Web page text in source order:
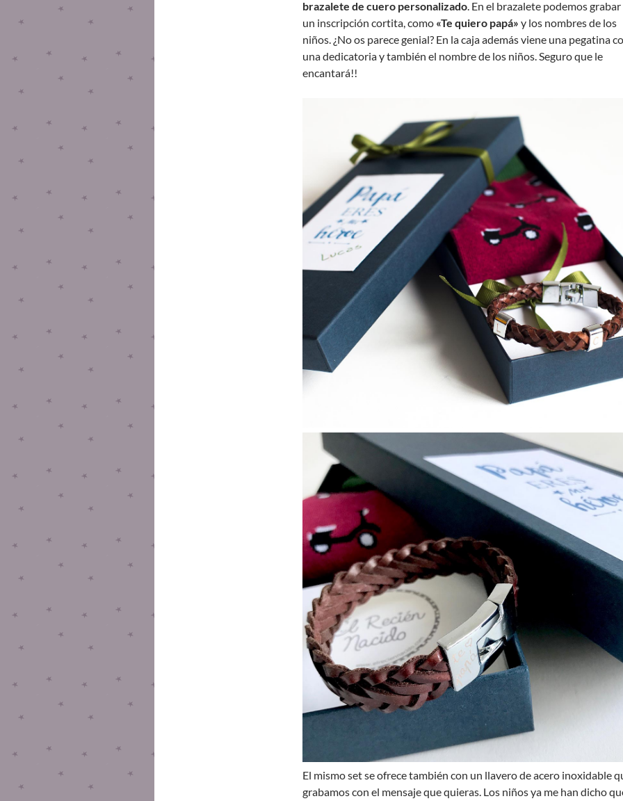
brazalete de cuero personalizado. En el brazalete podemos grabar
un inscripción cortita, como «Te quiero papá» y los nombres de los
niños. ¿No os parece genial? En la caja además viene una pegatina
una dedicatoria y también el nombre de los niños. Seguro que le
encantará!!
El mismo set se ofrece también con un llavero de acero inoxidable
grabamos con el mensaje que quieras. Los niños ya me han dicho